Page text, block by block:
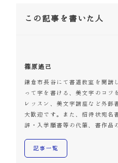
この記事を書いた人
篠原遙己
鎌倉市長谷にて書道教室を開講
って字を書ける、美文字のコツ
レッスン、美文字講座など外部
大歓迎です。また、招待状宛名
辞・入学願書等の代筆、書作品
記事一覧